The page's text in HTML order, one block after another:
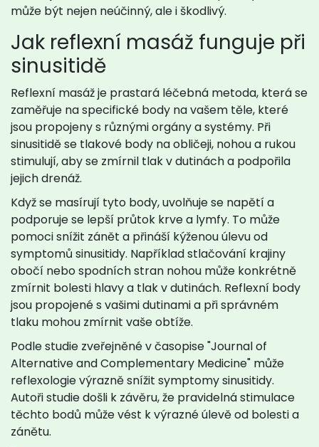
může být nejen neúčinný, ale i škodlivý.
Jak reflexní masáž funguje při
sinusitidě
Reflexní masáž je prastará léčebná metoda, která se
zaměřuje na specifické body na vašem těle, které
jsou propojeny s různými orgány a systémy. Při
sinusitidě se tlakové body na obličeji, nohou a rukou
stimulují, aby se zmírnil tlak v dutinách a podpořila
jejich drenáž.
Když se masírují tyto body, uvolňuje se napětí a
podporuje se lepší průtok krve a lymfy. To může
pomoci snížit zánět a přináší kýženou úlevu od
symptomů sinusitidy. Například stlačování krajiny
obočí nebo spodních stran nohou může konkrétně
zmírnit bolesti hlavy a tlak v dutinách. Reflexní body
jsou propojené s vašimi dutinami a při správném
tlaku mohou zmírnit vaše obtíže.
Podle studie zveřejněné v časopise "Journal of
Alternative and Complementary Medicine" může
reflexologie výrazně snížit symptomy sinusitidy.
Autoři studie došli k závěru, že pravidelná stimulace
těchto bodů může vést k výrazné úlevě od bolesti a
zánětu.